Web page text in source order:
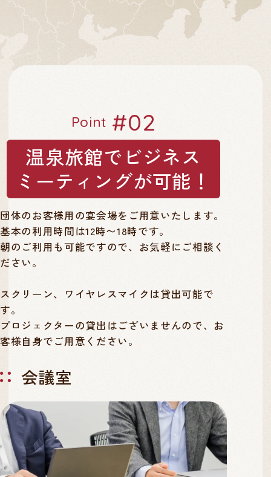
Point #02
温泉旅館でビジネス
ミーティングが可能！
団体のお客様用の宴会場をご用意いたします。
基本の利用時間は12時〜18時です。
朝のご利用も可能ですので、お気軽にご相談く
ださい。
スクリーン、ワイヤレスマイクは貸出可能で
す。
プロジェクターの貸出はございませんので、お
客様自身でご用意ください。
会議室